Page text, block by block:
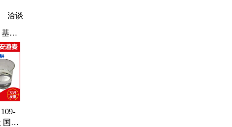
洽谈
氢
、三
二
维
磺
国标